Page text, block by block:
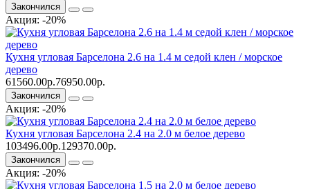
Закончился
Акция: -20%
Кухня угловая Барселона 2.6 на 1.4 м седой клен / морское
дерево
61560.00р.76950.00р.
Закончился
Акция: -20%
Кухня угловая Барселона 2.4 на 2.0 м белое дерево
103496.00р.129370.00р.
Закончился
Акция: -20%